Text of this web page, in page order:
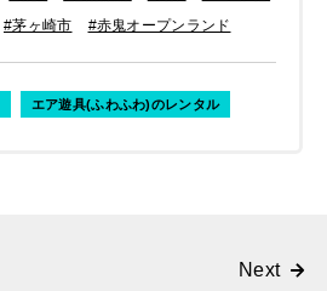
#茅ヶ崎市 #赤鬼オープンランド
エア遊具(ふわふわ)のレンタル